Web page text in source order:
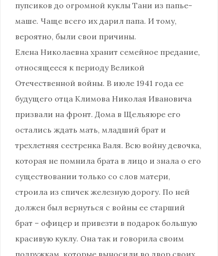
пупсиков до огромной куклы Тани из папье-
маше. Чаще всего их дарил папа. И тому,
вероятно, были свои причины.
Елена Николаевна хранит семейное предание,
относящееся к периоду Великой
Отечественной войны. В июле 1941 года ее
будущего отца Климова Николая Ивановича
призвали на фронт. Дома в Щельяюре его
остались ждать мать, младший брат и
трехлетняя сестренка Валя. Всю войну девочка,
которая не помнила брата в лицо и знала о его
существовании только со слов матери,
строила из спичек железную дорогу. По ней
должен был вернуться с войны ее старший
брат – офицер и привезти в подарок большую
красивую куклу. Она так и говорила своим